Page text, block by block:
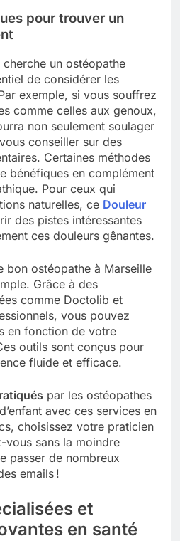
pour trouver un
cherche un ostéopathe
de considérer les
exemple, si vous souffrez
comme celles aux genoux,
non seulement soulager
conseiller sur des
Certaines méthodes
bénéfiques en complément
Pour ceux qui
naturelles, ce Douleur
des pistes intéressantes
ces douleurs gênantes.
bon ostéopathe à Marseille
Grâce à des
comme Doctolib et
vous pouvez
en fonction de votre
outils sont conçus pour
fluide et efficace.
par les ostéopathes
avec ces services en
choisissez votre praticien
vous sans la moindre
passer de nombreux
emails !
et
en santé